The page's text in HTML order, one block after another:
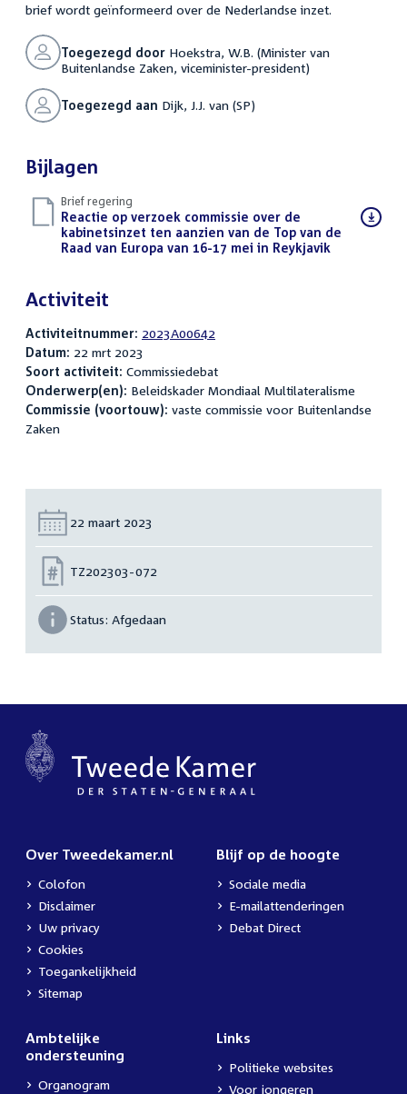
brief wordt geïnformeerd over de Nederlandse inzet.
Toegezegd doorHoekstra, W.B. (Minister van
Buitenlandse Zaken, viceminister-president)
Toegezegd aan Dijk, J.J. van (SP)
Bijlagen
Brief regering
Download
bestand:
Reactie op verzoek commissie over de
kabinetsinzet ten aanzien van de Top van de
Raad van Europa van 16-17 mei in Reykjavik(PDF)
Activiteit
Activiteitnummer: 2023A00642
Datum: 22 mrt 2023
Soort activiteit: Commissiedebat
Onderwerp(en): Beleidskader Mondiaal Multilateralisme
Commissie (voortouw): vaste commissie voor Buitenlandse
Zaken
Datum:
22 maart 2023
Nummer:
TZ202303-072
Status: Afgedaan
Over Tweedekamer.nl
Colofon
Disclaimer
Uw privacy
Cookies
Toegankelijkheid
Sitemap
Blijf op de hoogte
Sociale media
E-mailattenderingen
Debat Direct
Ambtelijke
ondersteuning
Organogram
Links
Politieke websites
Voor jongeren